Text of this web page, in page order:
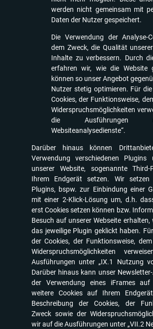
RESET PASSWORD
werden nicht gemeinsam mit
Daten der Nutzer gespeichert.
Die Verwendung der Analyse-
dem Zweck, die Qualität
Inhalte zu verbessern. Durch
erfahren wir, wie die Website
können so unser Angebot
Nutzer stetig optimieren. Für
Cookies, der Funktionsweise,
Widerspruchsmöglichkeiten
die Ausführungen
Websiteanalysedienste“.
Darüber hinaus können
Verwendung verschiedenen
unserer Website, sogenannte Third-
Ihrem Endgerät setzen. Wir setzen
Plugins, bspw. zur Einbindung einer
mit einer 2-Klick-Lösung um, d.h.
erst Cookies setzen können bzw.
Besuch auf unserer Webseite
das jeweilige Plugin geklickt haben.
der Cookies, der Funktionsweise,
Widerspruchsmöglichkeiten
Ausführungen unter „IX.1 Nutzung
Darüber hinaus kann unser
der Verwendung eines iFrames auf
weitere Cookies auf Ihrem
Beschreibung der Cookies, der
Zweck sowie der
wir auf die Ausführungen unter „VII.2